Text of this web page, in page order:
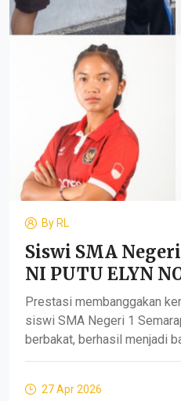
By RL
Siswi SMA
NI PUTU ELYN
Prestasi membanggakan
siswi SMA Negeri 1
berbakat, berhasil menjadi
27 Apr 2026